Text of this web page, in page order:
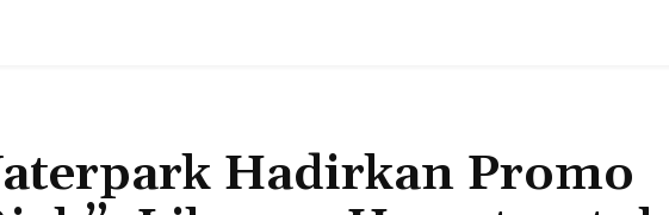
Hadirkan Promo